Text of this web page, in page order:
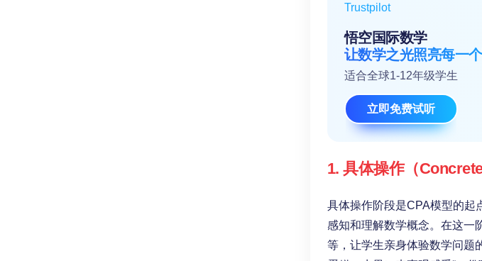
Trustpilot
悟空国际数学
让数学之光照亮每一
适合全球1-12年级学生
立即免费试听
1. 具体操作（
具体操作阶段是CPA模型的起
感知和理解数学概念。在这一
等，让学生亲身体验数学问题